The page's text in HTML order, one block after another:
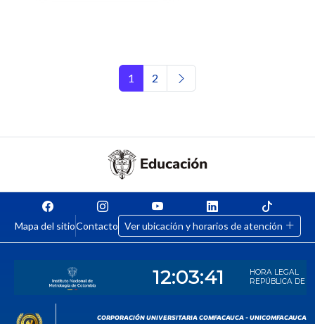
Navegación de entradas
1 2
Mapa del sitioContacto Ver ubicación y horarios de atención
CORPORACIÓN UNIVERSITARIA COMFACAUCA - UNICOMFACAUCA